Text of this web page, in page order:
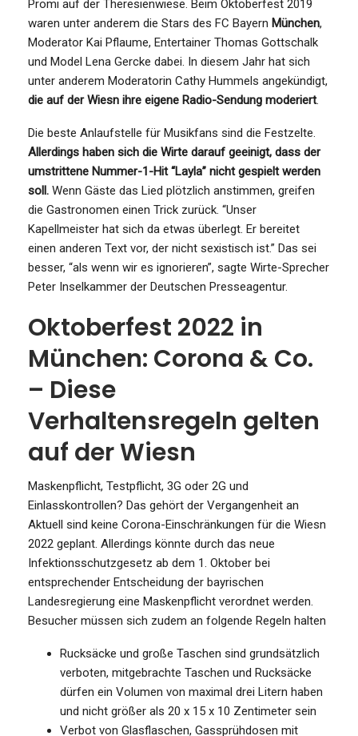
Promi auf der Theresienwiese. Beim Oktoberfest 2019
waren unter anderem die Stars des FC Bayern München,
Moderator Kai Pflaume, Entertainer Thomas Gottschalk
und Model Lena Gercke dabei. In diesem Jahr hat sich
unter anderem Moderatorin Cathy Hummels angekündigt,
die auf der Wiesn ihre eigene Radio-Sendung moderiert.
Die beste Anlaufstelle für Musikfans sind die Festzelte.
Allerdings haben sich die Wirte darauf geeinigt, dass der
umstrittene Nummer-1-Hit “Layla” nicht gespielt werden
soll. Wenn Gäste das Lied plötzlich anstimmen, greifen
die Gastronomen einen Trick zurück. “Unser
Kapellmeister hat sich da etwas überlegt. Er bereitet
einen anderen Text vor, der nicht sexistisch ist.” Das sei
besser, “als wenn wir es ignorieren”, sagte Wirte-Sprecher
Peter Inselkammer der Deutschen Presseagentur.
Oktoberfest 2022 in
München: Corona & Co.
– Diese
Verhaltensregeln gelten
auf der Wiesn
Maskenpflicht, Testpflicht, 3G oder 2G und
Einlasskontrollen? Das gehört der Vergangenheit an
Aktuell sind keine Corona-Einschränkungen für die Wiesn
2022 geplant. Allerdings könnte durch das neue
Infektionsschutzgesetz ab dem 1. Oktober bei
entsprechender Entscheidung der bayrischen
Landesregierung eine Maskenpflicht verordnet werden.
Besucher müssen sich zudem an folgende Regeln halten
Rucksäcke und große Taschen sind grundsätzlich
verboten, mitgebrachte Taschen und Rucksäcke
dürfen ein Volumen von maximal drei Litern haben
und nicht größer als 20 x 15 x 10 Zentimeter sein
Verbot von Glasflaschen, Gassprühdosen mit